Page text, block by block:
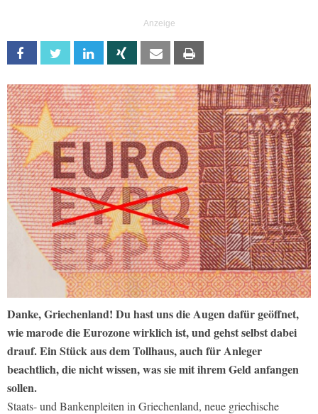
Facebook Twitter Linkedin Xing Email
Danke, Griechenland! Du hast uns die Augen dafür geöffnet,
wie marode die Eurozone wirklich ist, und gehst selbst dabei
drauf. Ein Stück aus dem Tollhaus, auch für Anleger
beachtlich, die nicht wissen, was sie mit ihrem Geld anfangen
sollen.
Staats- und Bankenpleiten in Griechenland, neue griechische